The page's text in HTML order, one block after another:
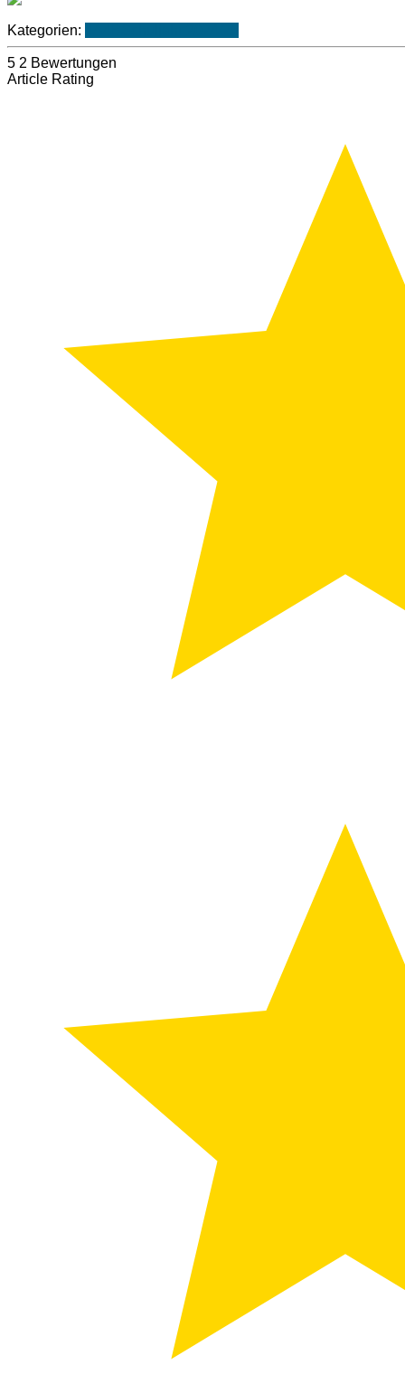
Kategorien:
5 2 Bewertungen
Article Rating